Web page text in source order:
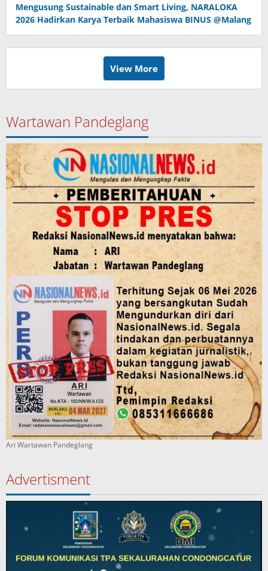
Mengusung Sustainable dan Smart Living, NARALOKA
2026 Hadirkan Karya Terbaik Mahasiswa BINUS @Malang
View More
Wartawan Pandeglang
Ari Wartawan Pandeglang
Advertisment